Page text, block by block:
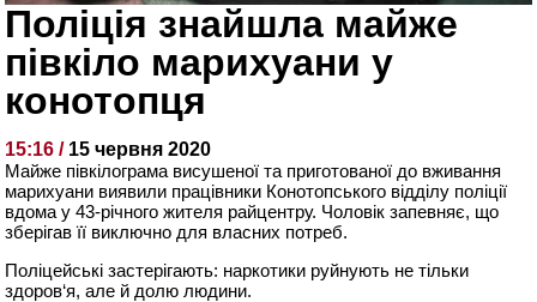
Поліція знайшла майже
півкіло марихуани у
конотопця
15:16 / 15 червня 2020
Майже півкілограма висушеної та приготованої до вживання
марихуани виявили працівники Конотопського відділу поліції
вдома у 43-річного жителя райцентру. Чоловік запевняє, що
зберігав її виключно для власних потреб.
Поліцейські застерігають: наркотики руйнують не тільки
здоров‘я, але й долю людини.